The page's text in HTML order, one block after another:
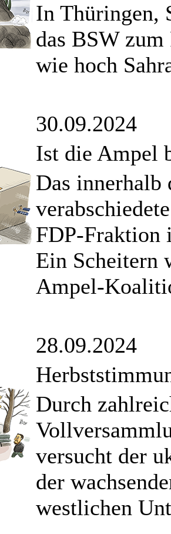
In Thüringen,
das BSW
wie hoch
30.09.2024
Ist die Ampel
Das innerhalb
FDP-Fraktion
Ein Scheitern
Ampel-
28.09.2024
Durch
versucht der
der
westlichen